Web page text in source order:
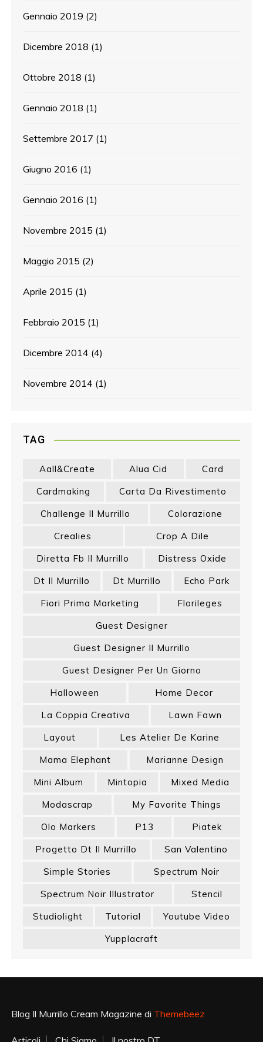
Gennaio 2019 (2)
Dicembre 2018 (1)
Ottobre 2018 (1)
Gennaio 2018 (1)
Settembre 2017 (1)
Giugno 2016 (1)
Gennaio 2016 (1)
Novembre 2015 (1)
Maggio 2015 (2)
Aprile 2015 (1)
Febbraio 2015 (1)
Dicembre 2014 (4)
Novembre 2014 (1)
TAG
Aall&create Alua Cid
Card
Cardmaking
Carta Da Rivestimento
Challenge Il Murrillo
Colorazione
Crealies
Crop A Dile
Diretta Fb Il Murrillo
Distress Oxide
Dt Il Murrillo
Dt Murrillo
Echo Park
Fiori Prima Marketing
Florileges
Guest Designer
Guest Designer Il Murrillo
Guest Designer Per Un Giorno
Halloween
Home Decor
La Coppia Creativa
Lawn Fawn
Layout
Les Atelier De Karine
Mama Elephant
Marianne Design
Mini Album
Mintopia
Mixed Media
Modascrap
My Favorite Things
Olo Markers
P13
Piatek
Progetto Dt Il Murrillo
San Valentino
Simple Stories
Spectrum Noir
Spectrum Noir Illustrator
Stencil
Studiolight
Tutorial
Youtube Video
Yupplacraft
Blog Il Murrillo Cream Magazine di Themebeez